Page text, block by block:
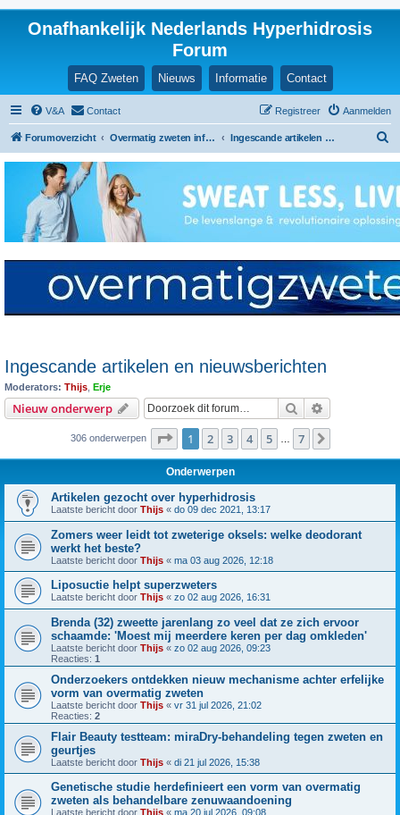
Onafhankelijk Nederlands Hyperhidrosis
Forum
FAQ Zweten Nieuws Informatie Contact
V&A Contact Aanmelden
Registreer
Forumoverzicht Overmatig zweten informatie en ervaringen Ingescande artikelen en nieuwsberichten
k
Ingescande artikelen en nieuwsberichten
Moderators: Thijs Erje
Nieuw onderwerp Zoek
306 onderwerpen Pagina van 7
1 2 3 4 5 7
Onderwerpen
Artikelen gezocht over hyperhidrosis
Laatste bericht door Thijs « do 09 dec 2021, 13:17
Zomers weer leidt tot zweterige oksels: welke deodorant
werkt het beste?
Laatste bericht door Thijs « ma 03 aug 2026, 12:18
Liposuctie helpt superzweters
Laatste bericht door Thijs « zo 02 aug 2026, 16:31
Brenda (32) zweette jarenlang zo veel dat ze zich ervoor
schaamde: 'Moest mij meerdere keren per dag omkleden'
Laatste bericht door Thijs « zo 02 aug 2026, 09:23
Reacties: 1
Onderzoekers ontdekken nieuw mechanisme achter erfelijke
vorm van overmatig zweten
Laatste bericht door Thijs « vr 31 jul 2026, 21:02
Reacties: 2
Flair Beauty testteam: miraDry-behandeling tegen zweten en
geurtjes
Laatste bericht door Thijs « di 21 jul 2026, 15:38
Genetische studie herdefinieert een vorm van overmatig
zweten als behandelbare zenuwaandoening
Laatste bericht door Thijs « ma 20 jul 2026, 09:08